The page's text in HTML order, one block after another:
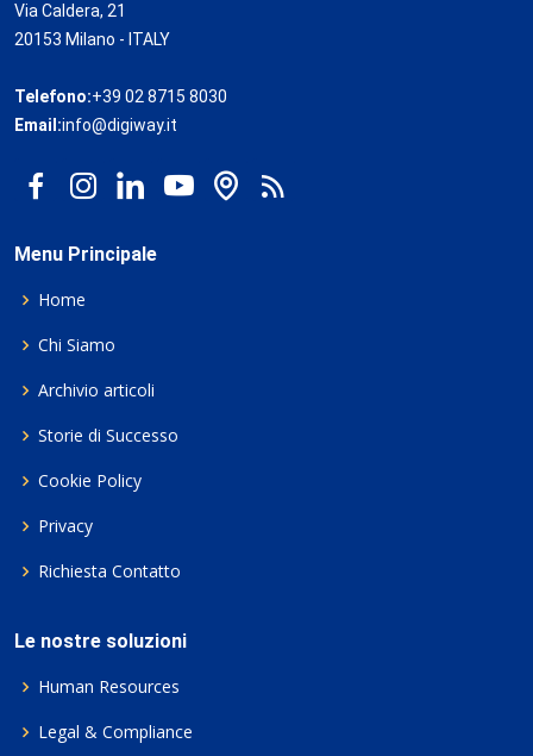
Via Caldera, 21
20153 Milano - ITALY
Telefono:+39 02 8715 8030
Email:info@digiway.it
Menu Principale
Home
Chi Siamo
Archivio articoli
Storie di Successo
Cookie Policy
Privacy
Richiesta Contatto
Le nostre soluzioni
Human Resources
Legal & Compliance